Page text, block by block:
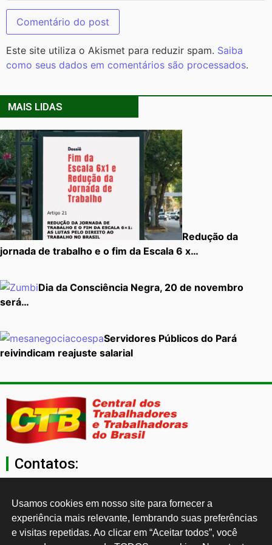
Este site utiliza o Akismet para reduzir spam. Saiba
como seus dados em comentários são processados.
MAIS LIDAS
Redução da
jornada de trabalho e o fim da Escala 6 x…
Dia da Consciência Negra, 20 de novembro
será…
Servidores Públicos do Pará
reivindicam reajuste salarial
Contatos:
secgeral@ctb.org.br
11 3874-0040
Usamos cookies em nosso site para fornecer a
experiência mais relevante, lembrando suas preferências
e visitas repetidas. Ao clicar em “Aceitar todos”, você